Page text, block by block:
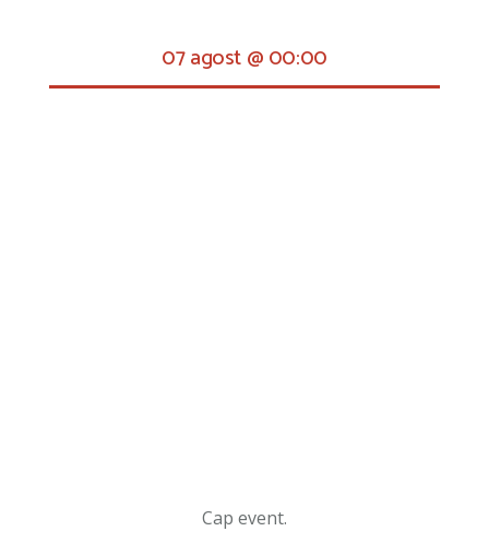
07 agost @ 00:00
Cap event.